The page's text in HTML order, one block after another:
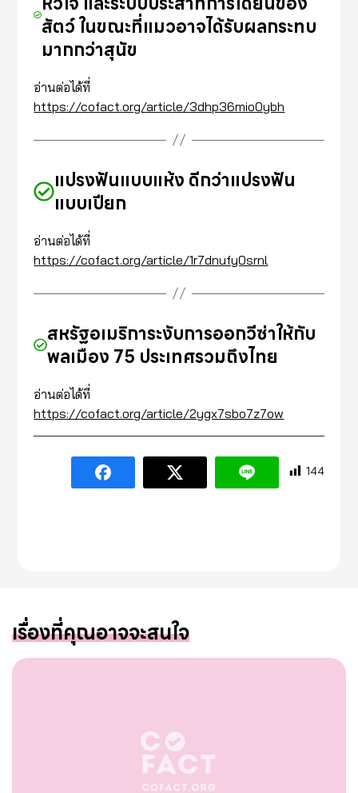
สัตว์ ในขณะที่แมวอาจได้รับผลกระทบ
มากกว่าสุนัข
อ่านต่อได้ที่
https://cofact.org/article/3dhp36mio0ybh
แปรงฟันแบบแห้ง ดีกว่าแปรงฟัน
แบบเปียก
อ่านต่อได้ที่
https://cofact.org/article/1r7dnufy0srnl
สหรัฐอเมริการะงับการออกวีซ่าให้กับ
พลเมือง 75 ประเทศรวมถึงไทย
อ่านต่อได้ที่
https://cofact.org/article/2ygx7sbo7z7ow
144
เรื่องที่คุณอาจจะสนใจ